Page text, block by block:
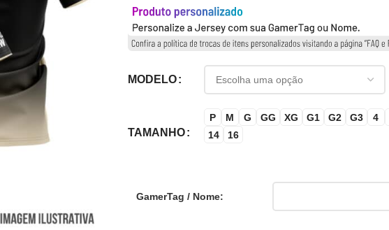
MODELO
TAMANHO
P M G GG XG G1 G2 G3
4
14
16
GamerTag / Nome: